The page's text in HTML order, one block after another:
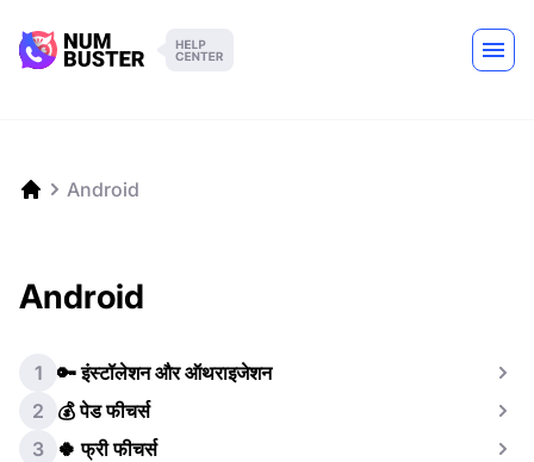
Android
Android
1
🔑 इंस्टॉलेशन और ऑथराइजेशन
2
💰 पेड फीचर्स
3
🍀 फ्री फीचर्स